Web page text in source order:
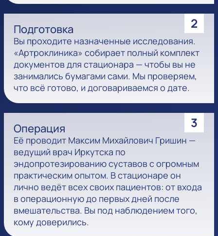
2
Подготовка
Вы проходите назначенные исследования.
«Артроклиника» собирает полный комплект
документов для стационара — чтобы вы не
занимались бумагами сами. Мы проверяем,
что всё готово, и договариваемся о дате.
3
Операция
Её проводит Максим Михайлович Гришин —
ведущий врач Иркутска по
эндопротезированию суставов с огромным
практическим опытом. В стационаре он
лично ведёт всех своих пациентов: от входа
в операционную до первых дней после
вмешательства. Вы под наблюдением того,
кому доверились.